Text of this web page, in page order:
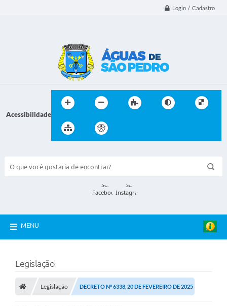
Login / Cadastro
Acessibilidade
MENU
Legislação
Legislação DECRETO Nº 6338, 20 DE FEVEREIRO DE 2025